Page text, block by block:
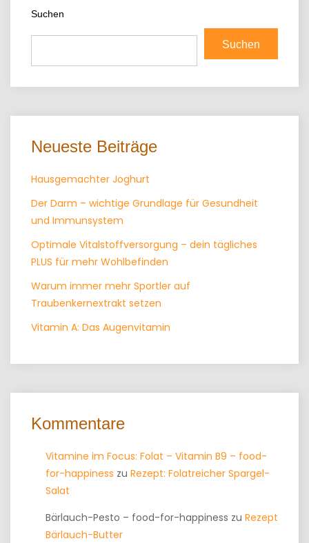
Suchen
Suchen
Neueste Beiträge
Hausgemachter Joghurt
Der Darm – wichtige Grundlage für Gesundheit
und Immunsystem
Optimale Vitalstoffversorgung – dein tägliches
PLUS für mehr Wohlbefinden
Warum immer mehr Sportler auf
Traubenkernextrakt setzen
Vitamin A: Das Augenvitamin
Kommentare
Vitamine im Focus: Folat – Vitamin B9 – food-
for-happiness zu Rezept: Folatreicher Spargel-
Salat
Bärlauch-Pesto – food-for-happiness zu Rezept
Bärlauch-Butter